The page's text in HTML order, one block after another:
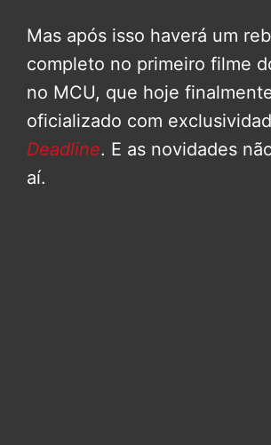
Mas após isso haverá um
completo no primeiro filme
no MCU, que hoje
oficializado com
Deadline. E as novidades
aí.